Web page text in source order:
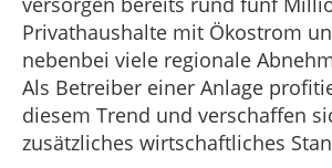
Privathaushalte mit Ökostrom
nebenbei viele regionale
Als Betreiber einer Anlage
diesem Trend und verschaffen
zusätzliches wirtschaftliches